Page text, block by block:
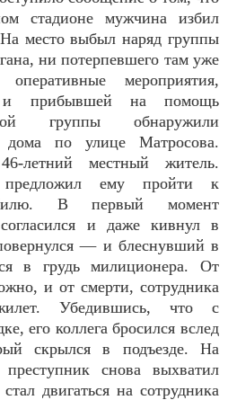
стадионе мужчина избил
место выбыл наряд группы
ни потерпевшего там уже
мероприятия,
и прибывшей на помощь
группы обнаружили
дома по улице Матросова.
летний местный житель.
предложил ему пройти к
В первый момент
и даже кивнул в
— и блеснувший в
в грудь милиционера. От
и от смерти, сотрудника
Убедившись, что с
его коллега бросился вслед
скрылся в подъезде. На
снова выхватил
двигаться на сотрудника